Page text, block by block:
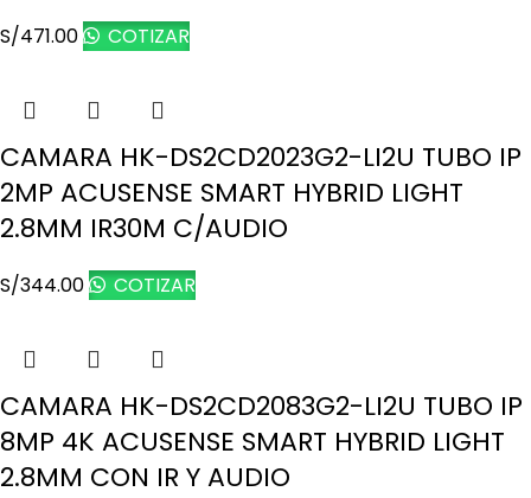
S/471.00 COTIZAR
CAMARA HK-DS2CD2023G2-LI2U TUBO IP
2MP ACUSENSE SMART HYBRID LIGHT
2.8MM IR30M C/AUDIO
S/344.00 COTIZAR
CAMARA HK-DS2CD2083G2-LI2U TUBO IP
8MP 4K ACUSENSE SMART HYBRID LIGHT
2.8MM CON IR Y AUDIO